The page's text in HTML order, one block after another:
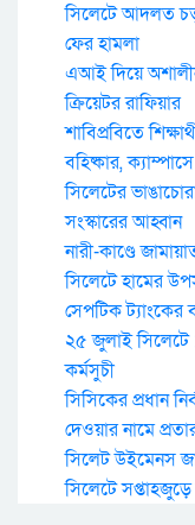
সিলেটে আদলত
ফের হামলা
এআই দিয়ে
ক্রিয়েটর রাফিয়ার
শাবিপ্রবিতে
বহিষ্কার,
সিলেটের
সংস্কারের আহ্বান
নারী-কাণ্ডে
সিলেটে হামের
সেপটিক ট্যাংকের
২৫ জুলাই
কর্মসুচী
সিসিকের প্রধান
দেওয়ার নামে
সিলেট উইমেনস
সিলেটে